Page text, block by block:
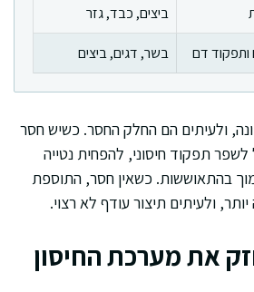
ביצים, כבד, גזר
ותפקוד דם בשר, דגים, ביצים
ולעיתים הם החלק החסר. כשיש חסר
לשפר תפקוד חיסוני, להפחית נטייה
בהתאוששות. כשאין חסר, התוספת
ולעיתים תיצור עודף לא רצוי.
את מערכת החיסון